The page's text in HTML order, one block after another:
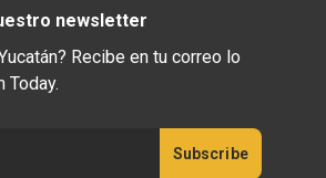
newsletter
Recibe en tu correo lo
Today.